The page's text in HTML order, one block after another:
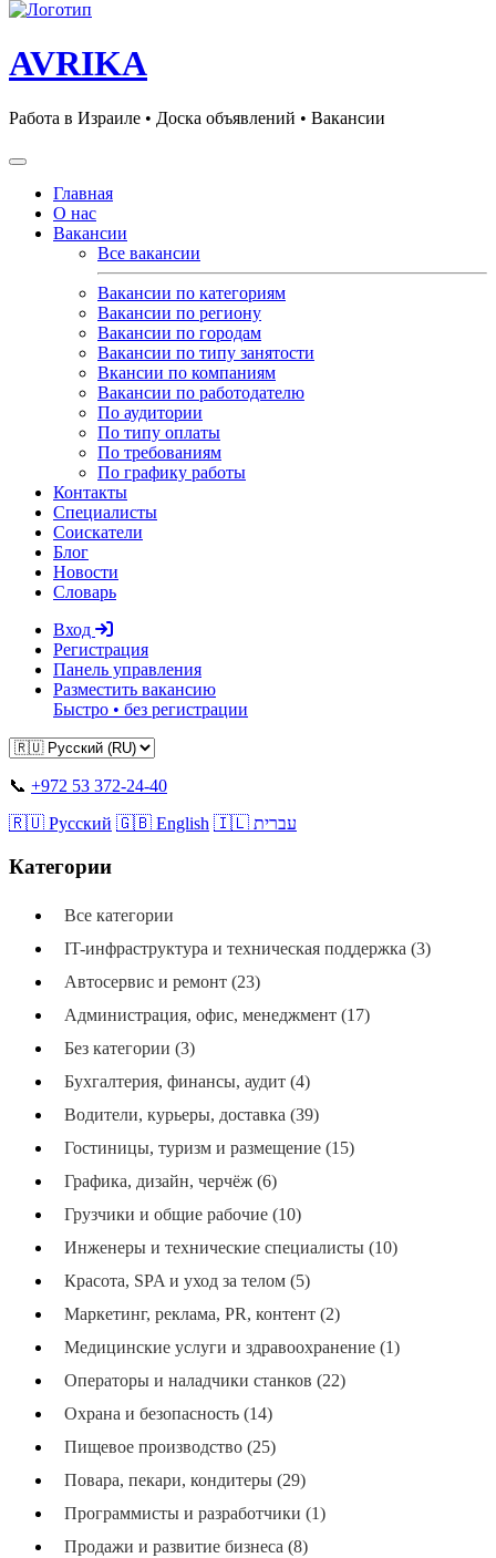
AVRIKA
Работа в Израиле • Доска объявлений • Вакансии
Главная
О нас
Вакансии
Все вакансии
Вакансии по категориям
Вакансии по региону
Вакансии по городам
Вакансии по типу занятости
Вкансии по компаниям
Вакансии по работодателю
По аудитории
По типу оплаты
По требованиям
По графику работы
Контакты
Специалисты
Соискатели
Блог
Новости
Словарь
Вход
Регистрация
Панель управления
Разместить вакансию
Быстро • без регистрации
📞 +972 53 372-24-40
🇷🇺 Русский 🇬🇧 English 🇮🇱 עברית
Категории
Все категории
IT-инфраструктура и техническая поддержка (3)
Автосервис и ремонт (23)
Администрация, офис, менеджмент (17)
Без категории (3)
Бухгалтерия, финансы, аудит (4)
Водители, курьеры, доставка (39)
Гостиницы, туризм и размещение (15)
Графика, дизайн, черчёж (6)
Грузчики и общие рабочие (10)
Инженеры и технические специалисты (10)
Красота, SPA и уход за телом (5)
Маркетинг, реклама, PR, контент (2)
Медицинские услуги и здравоохранение (1)
Операторы и наладчики станков (22)
Охрана и безопасность (14)
Пищевое производство (25)
Повара, пекари, кондитеры (29)
Программисты и разработчики (1)
Продажи и развитие бизнеса (8)